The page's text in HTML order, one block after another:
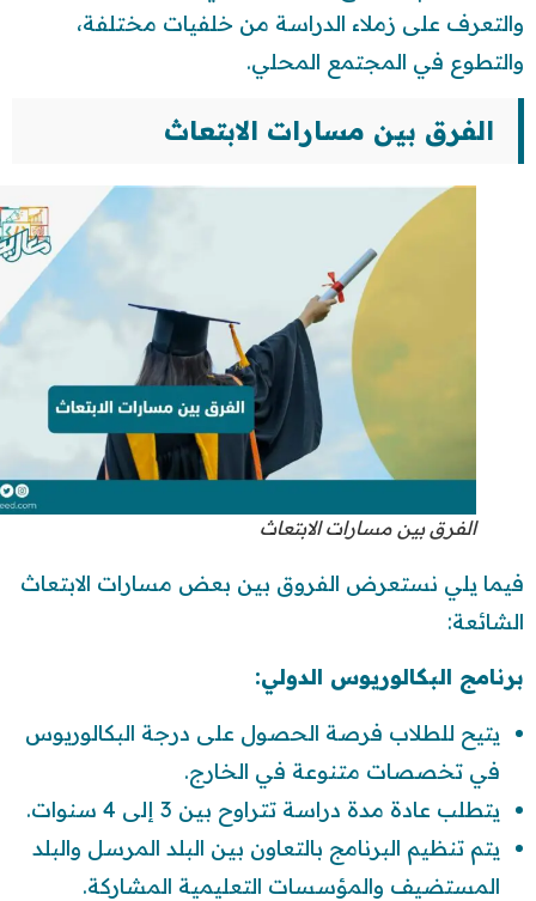
والتعرف على زملاء الدراسة من خلفيات مختلفة،
والتطوع في المجتمع المحلي.
الفرق بين مسارات الابتعاث
الفرق بين مسارات الابتعاث
فيما يلي نستعرض الفروق بين بعض مسارات الابتعاث
الشائعة:
برنامج البكالوريوس الدولي:
يتيح للطلاب فرصة الحصول على درجة البكالوريوس
في تخصصات متنوعة في الخارج.
يتطلب عادة مدة دراسة تتراوح بين 3 إلى 4 سنوات.
يتم تنظيم البرنامج بالتعاون بين البلد المرسل والبلد
المستضيف والمؤسسات التعليمية المشاركة.